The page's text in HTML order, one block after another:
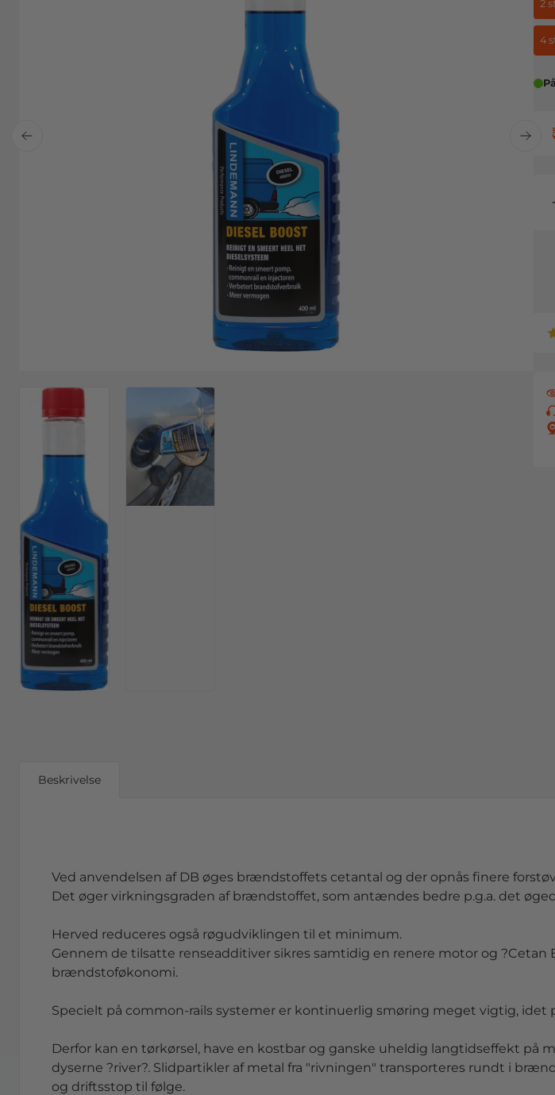
2
4
Beskrivelse
Ved anvendelsen af DB øges brændstoffets cetantal og der opnås finere
Det øger virkningsgraden af brændstoffet, som antændes bedre p.g.a. det
Herved reduceres også røgudviklingen til et minimum.
Gennem de tilsatte renseadditiver sikres samtidig en renere motor og
brændstoføkonomi.
Specielt på common-rails systemer er kontinuerlig smøring meget vigtig,
Derfor kan en tørkørsel, have en kostbar og ganske uheldig langtidseffekt
dyserne ?river?. Slidpartikler af metal fra "rivningen" transporteres rundt i
og driftsstop til følge.